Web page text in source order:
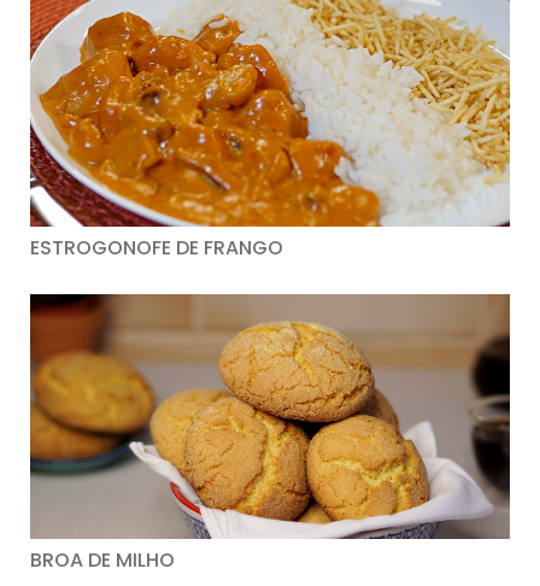
ESTROGONOFE DE FRANGO
BROA DE MILHO